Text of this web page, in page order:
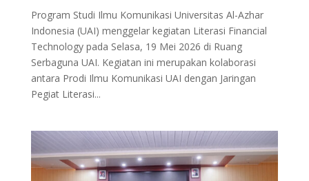
Program Studi Ilmu Komunikasi Universitas Al-Azhar
Indonesia (UAI) menggelar kegiatan Literasi Financial
Technology pada Selasa, 19 Mei 2026 di Ruang
Serbaguna UAI. Kegiatan ini merupakan kolaborasi
antara Prodi Ilmu Komunikasi UAI dengan Jaringan
Pegiat Literasi...